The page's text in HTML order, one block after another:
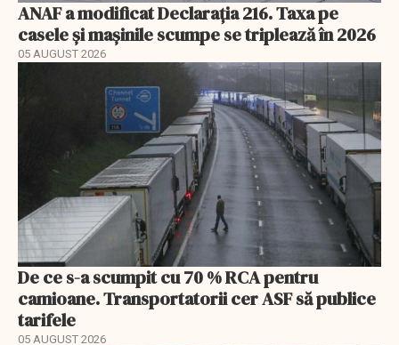
ANAF a modificat Declarația 216. Taxa pe
casele și mașinile scumpe se triplează în 2026
05 AUGUST 2026
De ce s-a scumpit cu 70 % RCA pentru
camioane. Transportatorii cer ASF să publice
tarifele
05 AUGUST 2026